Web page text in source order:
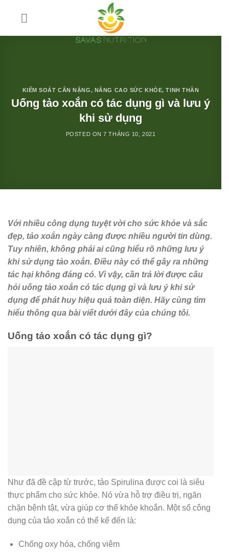
KIỂM SOÁT CÂN NẶNG, NÂNG CAO SỨC KHỎE,TINH THẦN
Uống tảo xoắn có tác dụng gì và lưu ý
khi sử dụng
POSTED ON7 THÁNG 10, 2021
Với nhiều công dụng tuyệt vời cho sức khỏe và sắc
đẹp, tảo xoắn ngày càng được nhiều người tin dùng.
Tuy nhiên, không phải ai cũng hiểu rõ những lưu ý
khi sử dụng tảo xoắn. Điều này có thể gây ra những
tác hại không đáng có. Vì vậy, cần trả lời được câu
hỏi uống tảo xoắn có tác dụng gì và lưu ý khi sử
dụng để phát huy hiệu quả toàn diện. Hãy cùng tìm
hiểu thông qua bài viết dưới đây của chúng tôi.
Uống tảo xoắn có tác dụng gì?
Như đã đề cập từ trước, tảo Spirulina được coi là siêu
thực phẩm cho sức khỏe. Nó vừa hỗ trợ điều trị, ngăn
chặn bệnh tật, vừa giúp cơ thể khỏe khoắn. Một số công
dụng của tảo xoắn có thể kể đến là:
Chống oxy hóa, chống viêm
Chào mừng bạn đến với
Nutrition